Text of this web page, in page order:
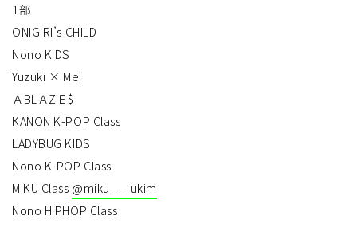
1部
ONIGIRI’s CHILD
Nono KIDS
Yuzuki × Mei
ＡBLＡZＥ$
KANON K-POP Class
LADYBUG KIDS
Nono K-POP Class
MIKU Class @miku___ukim
Nono HIPHOP Class